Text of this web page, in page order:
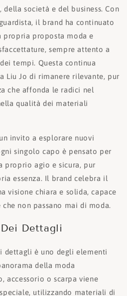
società e del business. Con
il brand ha continuato
propria proposta moda e
sempre attento a
tempi. Questa continua
Liu Jo di rimanere rilevante, pur
che affonda le radici nel
qualità dei materiali
invito a esplorare nuovi
singolo capo è pensato per
proprio agio e sicura, pur
essenza. Il brand celebra il
visione chiara e solida, capace
non passano mai di moda.
Dettagli
dettagli è uno degli elementi
della moda
accessorio o scarpa viene
utilizzando materiali di